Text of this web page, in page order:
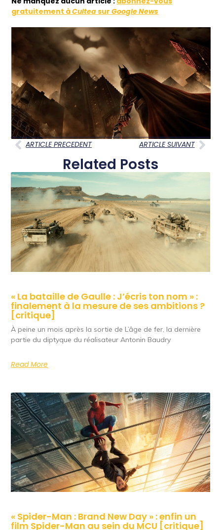
gratuitement àCulteasur Google News
ARTICLE PRECEDENT ARTICLE SUIVANT
Related Posts
« La bataille de Gaulle : J’écris ton nom » :
finalement à la mesure de ses ambitions ?
[critique]
À peine un mois après la sortie de L’âge de fer, la dernière
partie du diptyque du réalisateur Antonin Baudry
Read More
« Spider-Man : Brand New Day » : enfin un
film Spider-Man au sein du MCU [critique]